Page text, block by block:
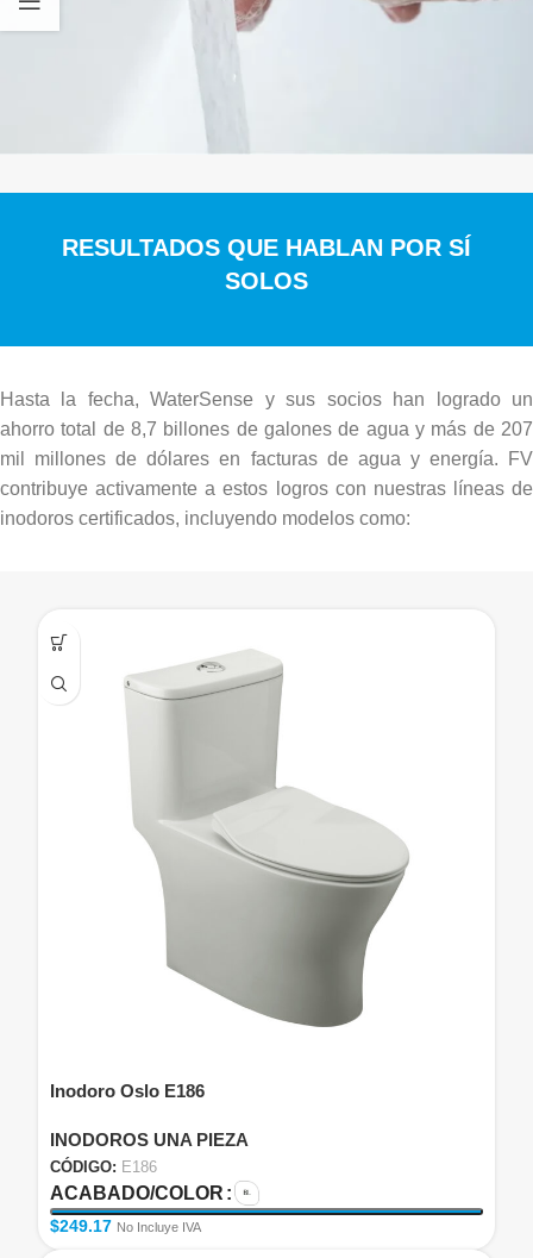
RESULTADOS QUE HABLAN POR SÍ
SOLOS
Hasta la fecha, WaterSense y sus socios han logrado un
ahorro total de 8,7 billones de galones de agua y más de 207
mil millones de dólares en facturas de agua y energía. FV
contribuye activamente a estos logros con nuestras líneas de
inodoros certificados, incluyendo modelos como:
Inodoro Oslo E186
INODOROS UNA PIEZA
CÓDIGO: E186
ACABADO/COLOR
$249.17 No Incluye IVA